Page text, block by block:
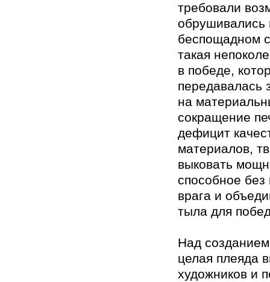
требовали
обрушивались
беспощадном
такая
в победе,
передавалась
на
сокращение
дефицит
материалов,
выковать
способное без
врага и
тыла для
Над
целая плеяда
художников и